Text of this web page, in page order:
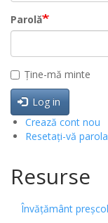
Parolă
Ține-mă minte
Log in
Crează cont nou
Resetați-vă parola
Resurse
Învățământ